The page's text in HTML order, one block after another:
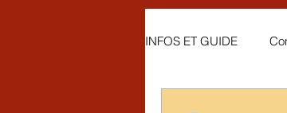
INFOS ET GUIDE